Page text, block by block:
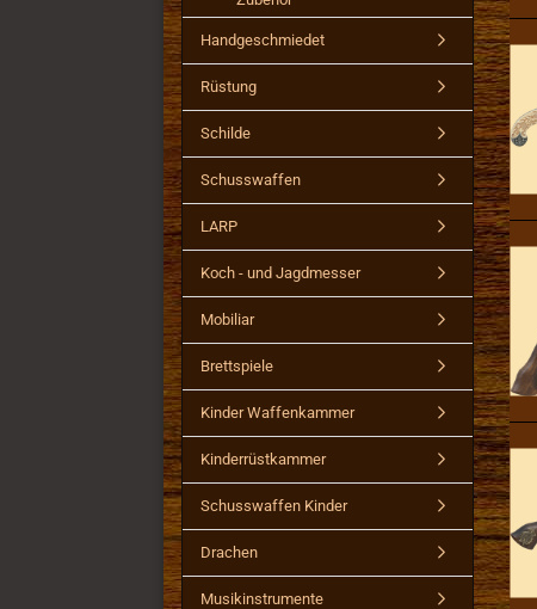
Handgeschmiedet
Rüstung
Schilde
Schusswaffen
LARP
Koch - und Jagdmesser
Mobiliar
Brettspiele
Kinder Waffenkammer
Kinderrüstkammer
Schusswaffen Kinder
Drachen
Musikinstrumente